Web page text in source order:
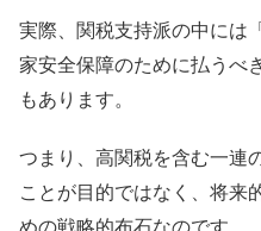
実際、関税支持派の中には
家安全保障のために払うべ
もあります。
つまり、高関税を含む一連
ことが目的ではなく、将来